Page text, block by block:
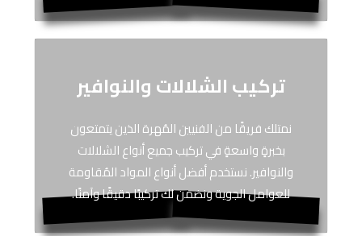
تركيب الشلالات والنوافير
نمتلك فريقًا من الفنيين المُهرة الذين يتمتعون
بخبرةٍ واسعةٍ في تركيب جميع أنواع الشلالات
والنوافير. نستخدم أفضل أنواع المواد المُقاومة
للعوامل الجوية ونضمن لك تركيبًا دقيقًا وآمنًا.